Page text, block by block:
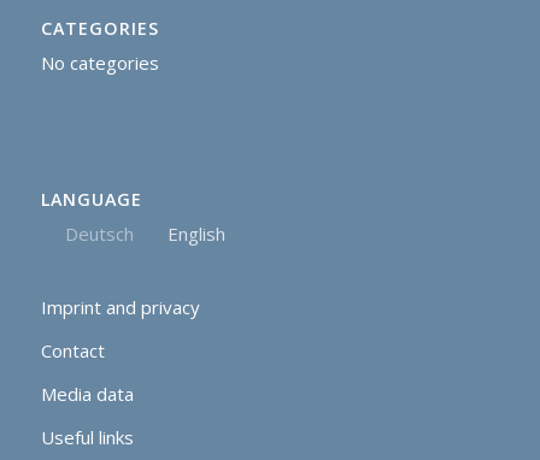
CATEGORIES
No categories
LANGUAGE
Deutsch English
Imprint and privacy
Contact
Media data
Useful links